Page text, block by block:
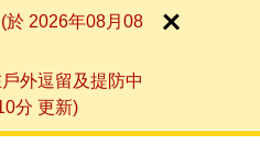
於 2026年08月08
外逗留及提防中
分 更新)